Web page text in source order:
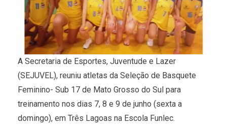
A Secretaria de Esportes, Juventude e Lazer
(SEJUVEL), reuniu atletas da Seleção de Basquete
Feminino- Sub 17 de Mato Grosso do Sul para
treinamento nos dias 7, 8 e 9 de junho (sexta a
domingo), em Três Lagoas na Escola Funlec.